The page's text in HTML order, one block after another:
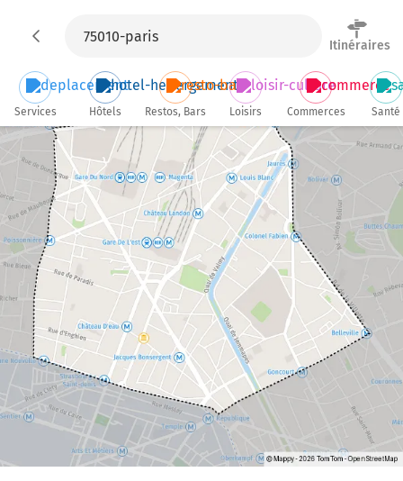
Itinéraires
Services Hôtels Restos, Bars Loisirs Commerces Santé